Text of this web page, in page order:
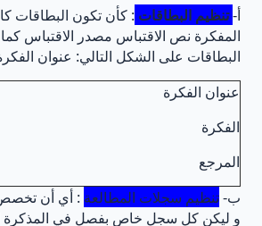
أ‌-تنظيم البطاقات : كأن تكون البطاقات
المفكرة نص الاقتباس مصدر الاقتباس
البطاقات على الشكل التالي: عنوان
عنوان الفكرة
الفكرة
المرجع
ب‌-تنظيم سجلات المطالعة : أي أن
و ليكن كل سجل خاص بفصل في المذكرة